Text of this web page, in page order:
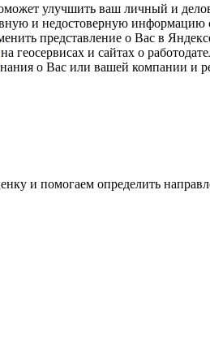
улучшить ваш личный и
и недостоверную информацию
представление о Вас в
на геосервисах и сайтах о
о Вас или вашей компании и
и помогаем определить